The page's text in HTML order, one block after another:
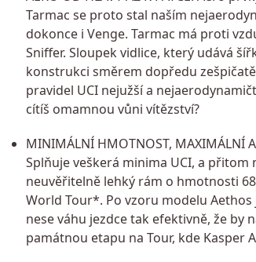
Tarmac se proto stal naším
dokonce i Venge. Tarmac má proti
Sniffer. Sloupek vidlice, který udává
konstrukci směrem dopředu
pravidel UCI nejužší a
cítíš omamnou vůni vítězství?
MINIMÁLNÍ HMOTNOST, MAXIMÁLNÍ
Splňuje veškerá minima UCI, a
neuvěřitelně lehký rám o hmotnosti
World Tour*. Po vzoru modelu
nese váhu jezdce tak efektivně, že
památnou etapu na Tour, kde Kasper